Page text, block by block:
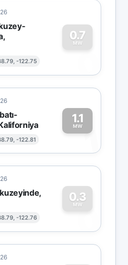
-122.75
0.7
MW
0
-122.81
1.1
MW1
-122.76
0.3
MW
0